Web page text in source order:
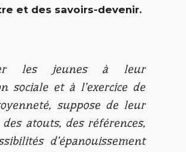
et des savoirs-devenir.
les jeunes à leur
sociale et à l’exercice de
suppose de leur
atouts, des références,
d’épanouissement